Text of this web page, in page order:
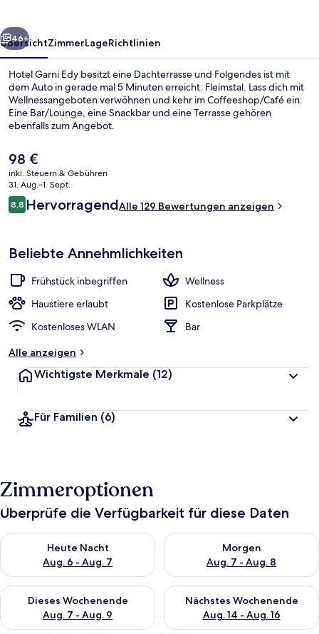
Weiter
46+
ÜbersichtZimmerLageRichtlinien
Hotel Garni Edy besitzt eine Dachterrasse und Folgendes ist mit
dem Auto in gerade mal 5 Minuten erreicht: Fleimstal. Lass dich mit
Wellnessangeboten verwöhnen und kehr im Coffeeshop/Café ein.
Eine Bar/Lounge, eine Snackbar und eine Terrasse gehören
ebenfalls zum Angebot.
Der
aktuelle
Preis
beträgt
98 €.
98 €
inkl. Steuern & Gebühren
31. Aug.–1. Sept.
Bewertungen
8,88,8 von 10.
HervorragendAlle 129 Bewertungen anzeigen
Beliebte Annehmlichkeiten
Frühstück inbegriffen
Wellness
Haustiere erlaubt
Kostenlose Parkplätze
Kostenloses WLAN
Bar
Alle anzeigen
Wichtigste Merkmale (12)
Für Familien (6)
Zimmeroptionen
Überprüfe die Verfügbarkeit für diese Daten
Heute Nacht
Aug. 6 - Aug. 7
Überprüfe die Verfügbarkeit für heute Nacht, Aug. 6 - Aug. 7.
Morgen
Aug. 7 - Aug. 8
Überprüfe die Verfügbarkeit
Dieses Wochenende
Aug. 7 - Aug. 9
Überprüfe die Verfügbarkeit für dieses Wochenende, Aug. 7
Nächstes Wochenende
Aug. 14 - Aug. 16
Überprüfe die Verfügbarkeit